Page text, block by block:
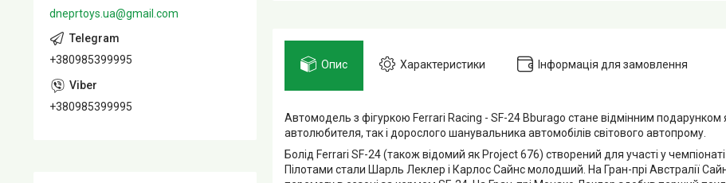
Опис Характеристики Інформація для замовлення
Автомодель з фігуркою Ferrari Racing - SF-24 Bburago стане відмінним подарунком
автолюбителя, так і дорослого шанувальника автомобілів світового автопрому.
Болід Ferrari SF-24 (також відомий як Project 676) створений для участі у
Пілотами стали Шарль Леклер і Карлос Сайнс молодший. На Гран-прі Австралії
dneprtoys.ua@gmail.com
+380985399995
+380985399995